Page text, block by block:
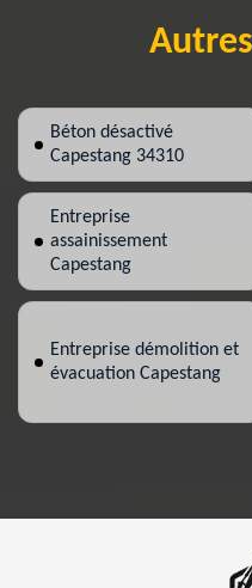
Béton désactivé
Capestang 34310
Entreprise
assainissement
Capestang
Entreprise démolition et
évacuation Capestang